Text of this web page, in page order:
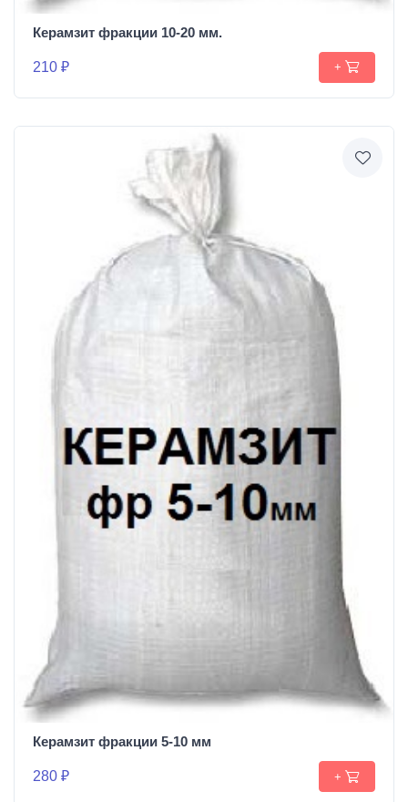
Керамзит фракции 10-20 мм.
210 ₽ +
Керамзит фракции 5-10 мм
280 ₽ +